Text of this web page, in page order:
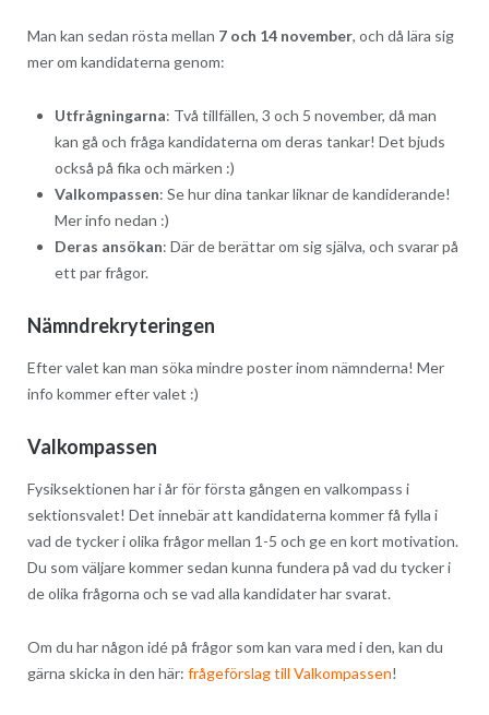
Man kan sedan rösta mellan 7 och 14 november, och då lära sig
mer om kandidaterna genom:
Utfrågningarna: Två tillfällen, 3 och 5 november, då man
kan gå och fråga kandidaterna om deras tankar! Det bjuds
också på fika och märken :​)
Valkompassen: Se hur dina tankar liknar de kandiderande!
Mer info nedan :​)
Deras ansökan: Där de berättar om sig själva, och svarar på
ett par frågor.
Nämndrekryteringen
Efter valet kan man söka mindre poster inom nämnderna! Mer
info kommer efter valet :​)
Valkompassen
Fysiksektionen har i år för första gången en valkompass i
sektionsvalet! Det innebär att kandidaterna kommer få fylla i
vad de tycker i olika frågor mellan 1-5 och ge en kort motivation.
Du som väljare kommer sedan kunna fundera på vad du tycker i
de olika frågorna och se vad alla kandidater har svarat.
Om du har någon idé på frågor som kan vara med i den, kan du
gärna skicka in den här: frågeförslag till Valkompassen!